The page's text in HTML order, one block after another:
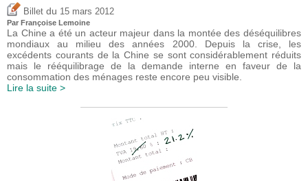
Billet du 15 mars 2012
Par Françoise Lemoine
La Chine a été un acteur majeur dans la montée des déséquilibres
mondiaux au milieu des années 2000. Depuis la crise, les
excédents courants de la Chine se sont considérablement réduits
mais le rééquilibrage de la demande interne en faveur de la
consommation des ménages reste encore peu visible.
Lire la suite >